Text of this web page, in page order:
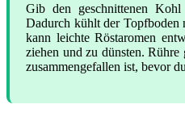
Gib den geschnittenen
Dadurch kühlt der Topfboden
kann leichte Röstaromen
ziehen und zu dünsten.
zusammengefallen ist, bevor